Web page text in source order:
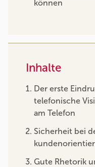
können
Inhalte
Der erste
telefonische
am Telefon
Sicherheit bei
Gute Rhetorik